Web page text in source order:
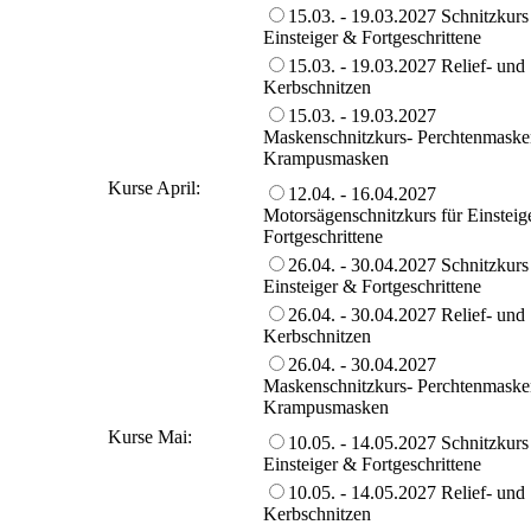
15.03. - 19.03.2027
Einsteiger & Fortgeschrittene
15.03. - 19.03.2027 Relief- und
Kerbschnitzen
15.03. - 19.03.2027
Maskenschnitzkurs-
Krampusmasken
Kurse April:
12.04. - 16.04.2027
Motorsägenschnitzkurs für
Fortgeschrittene
26.04. - 30.04.2027
Einsteiger & Fortgeschrittene
26.04. - 30.04.2027 Relief- und
Kerbschnitzen
26.04. - 30.04.2027
Maskenschnitzkurs-
Krampusmasken
Kurse Mai:
10.05. - 14.05.2027
Einsteiger & Fortgeschrittene
10.05. - 14.05.2027 Relief- und
Kerbschnitzen